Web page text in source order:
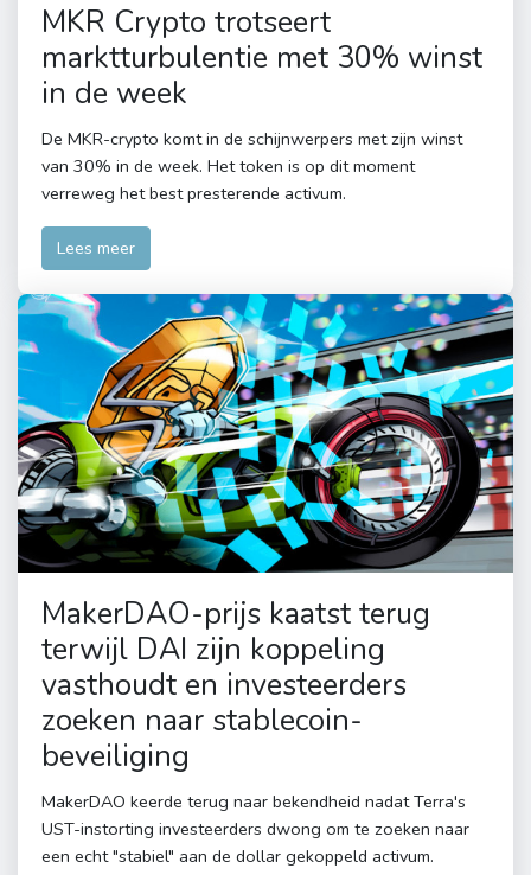
MKR Crypto trotseert
marktturbulentie met 30% winst
in de week
De MKR-crypto komt in de schijnwerpers met zijn winst
van 30% in de week. Het token is op dit moment
verreweg het best presterende activum.
Lees meer
MakerDAO-prijs kaatst terug
terwijl DAI zijn koppeling
vasthoudt en investeerders
zoeken naar stablecoin-
beveiliging
MakerDAO keerde terug naar bekendheid nadat Terra's
UST-instorting investeerders dwong om te zoeken naar
een echt "stabiel" aan de dollar gekoppeld activum.